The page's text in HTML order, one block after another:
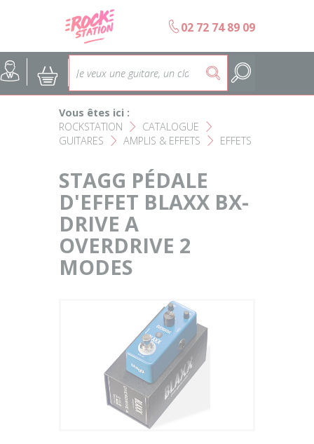
Choisir son instrument
Nos Magasins Rockstation
Guitares
Basses
Batteries & Percussions
Instruments à vent
b 02 72 74 89 09
@ 5 :
Vous êtes ici :
ROCKSTATION F CATALOGUE F
GUITARES F AMPLIS & EFFETS F EFFETS
STAGG PÉDALE
D'EFFET BLAXX BX-
DRIVE A
OVERDRIVE 2
MODES
Panneau de gestion des cookies